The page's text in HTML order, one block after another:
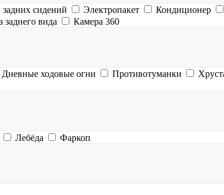
сидений Электропакет Кондиционер
заднего вида
Камера 360
Дневные ходовые огни Противотуманки
Лебёда
Фаркоп